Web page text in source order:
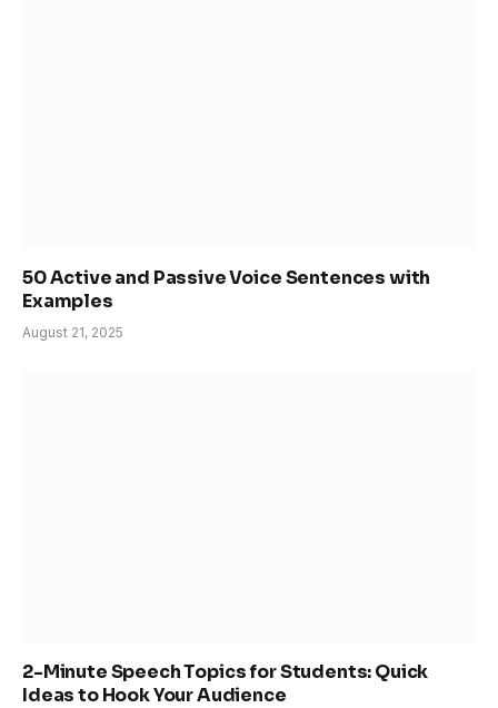
50 Active and Passive Voice Sentences with
Examples
August 21, 2025
2-Minute Speech Topics for Students: Quick
Ideas to Hook Your Audience